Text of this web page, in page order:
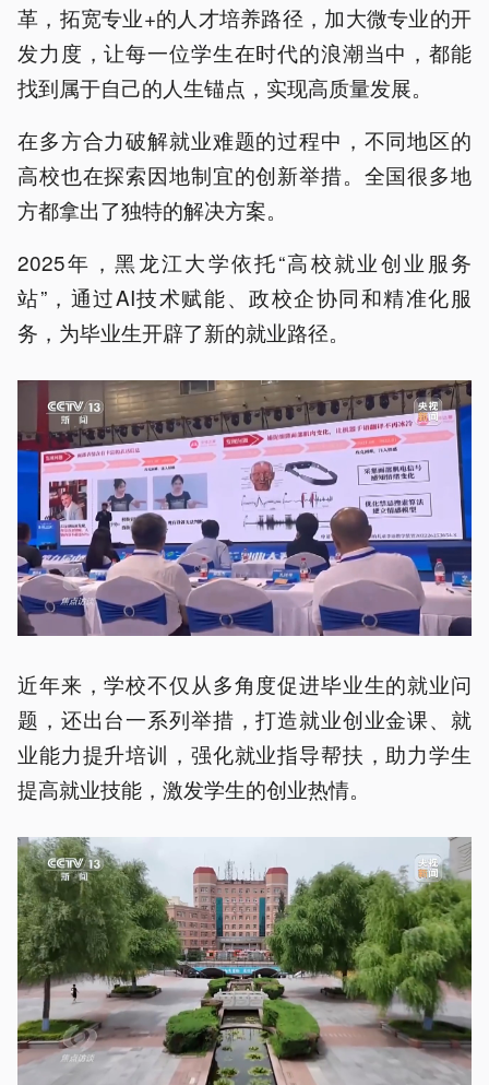
革，拓宽专业+的人才培养路径，加大微专业的开
发力度，让每一位学生在时代的浪潮当中，都能
找到属于自己的人生锚点，实现高质量发展。
在多方合力破解就业难题的过程中，不同地区的
高校也在探索因地制宜的创新举措。全国很多地
方都拿出了独特的解决方案。
2025年，黑龙江大学依托“高校就业创业服务
站”，通过AI技术赋能、政校企协同和精准化服
务，为毕业生开辟了新的就业路径。
近年来，学校不仅从多角度促进毕业生的就业问
题，还出台一系列举措，打造就业创业金课、就
业能力提升培训，强化就业指导帮扶，助力学生
提高就业技能，激发学生的创业热情。